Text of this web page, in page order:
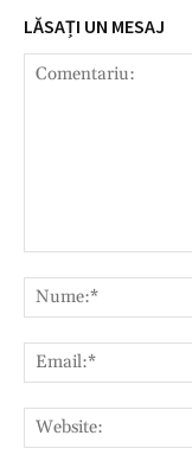
LĂSAȚI UN MESAJ